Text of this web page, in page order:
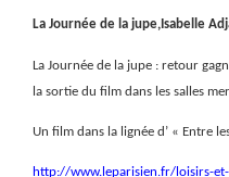
La Journée de la jupe,Isabelle
La Journée de la jupe : retour
la sortie du film dans les salles
Un film dans la lignée d’ « Entre
http://www.leparisien.fr/loisirs-